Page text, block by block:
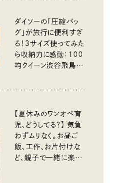
ダイソーの「圧縮バッ
グ」が旅行に便利すぎ
る！3サイズ使ってみた
ら収納力に感動：100
均クイーン渋谷飛鳥の
【夏休みのワンオペ育
児、どうしてる？】 気負
わずムリなく。お昼ご
飯、工作、お片付けな
ど、親子で一緒に楽し